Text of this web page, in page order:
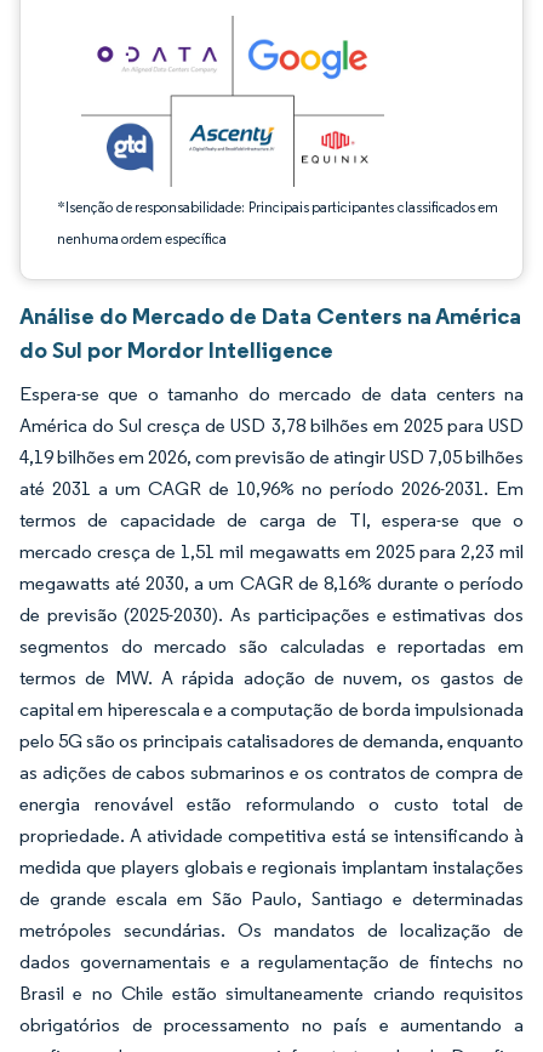
*Isenção de responsabilidade: Principais participantes classificados em
nenhuma ordem específica
Análise do Mercado de Data Centers na América
do Sul por Mordor Intelligence
Espera-se que o tamanho do mercado de data centers na
América do Sul cresça de USD 3,78 bilhões em 2025 para USD
4,19 bilhões em 2026, com previsão de atingir USD 7,05 bilhões
até 2031 a um CAGR de 10,96% no período 2026-2031. Em
termos de capacidade de carga de TI, espera-se que o
mercado cresça de 1,51 mil megawatts em 2025 para 2,23 mil
megawatts até 2030, a um CAGR de 8,16% durante o período
de previsão (2025-2030). As participações e estimativas dos
segmentos do mercado são calculadas e reportadas em
termos de MW. A rápida adoção de nuvem, os gastos de
capital em hiperescala e a computação de borda impulsionada
pelo 5G são os principais catalisadores de demanda, enquanto
as adições de cabos submarinos e os contratos de compra de
energia renovável estão reformulando o custo total de
propriedade. A atividade competitiva está se intensificando à
medida que players globais e regionais implantam instalações
de grande escala em São Paulo, Santiago e determinadas
metrópoles secundárias. Os mandatos de localização de
dados governamentais e a regulamentação de fintechs no
Brasil e no Chile estão simultaneamente criando requisitos
obrigatórios de processamento no país e aumentando a